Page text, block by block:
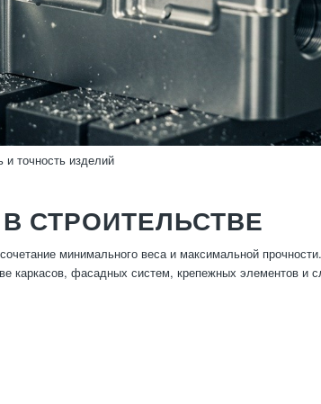
и точность изделий
СТРОИТЕЛЬСТВЕ
минимального веса и максимальной
каркасов, фасадных систем, крепежных элементов и